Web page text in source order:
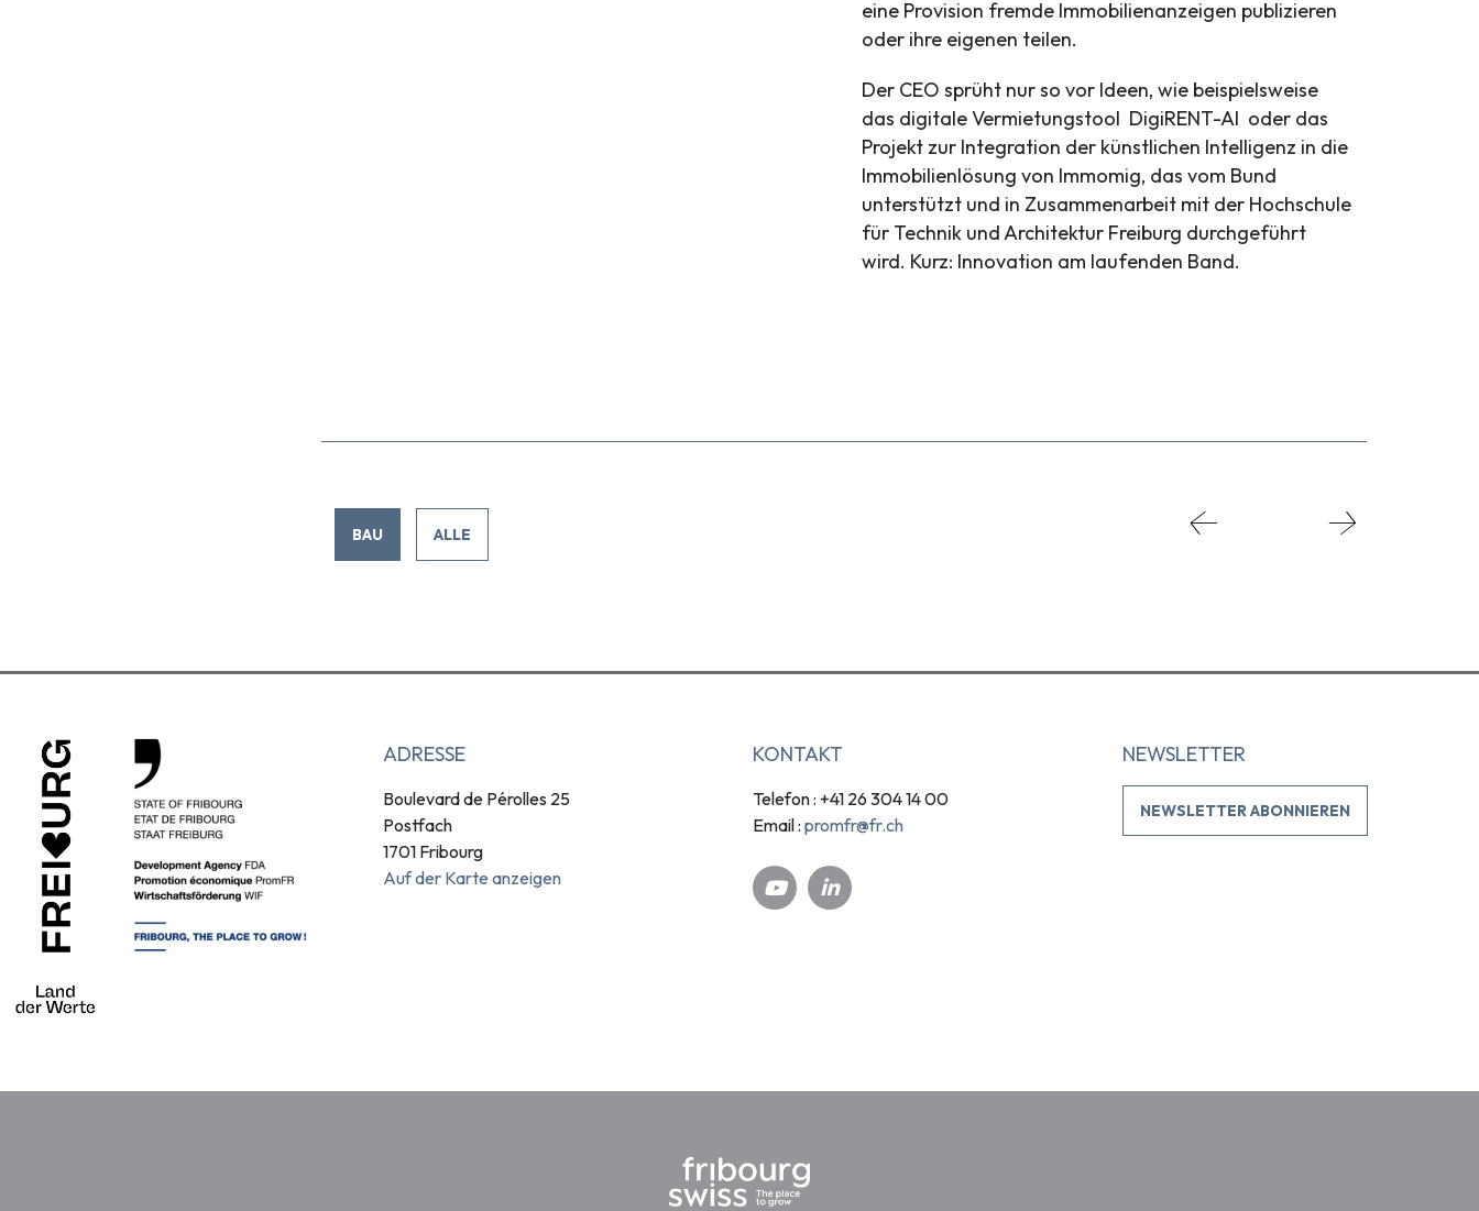
eine Provision fremde Immobilienanzeigen publizieren
oder ihre eigenen teilen.
Der CEO sprüht nur so vor Ideen, wie beispielsweise
das digitale Vermietungstool DigiRENT-AI oder das
Projekt zur Integration der künstlichen Intelligenz in die
Immobilienlösung von Immomig, das vom Bund
unterstützt und in Zusammenarbeit mit der Hochschule
für Technik und Architektur Freiburg durchgeführt
wird. Kurz: Innovation am laufenden Band.
BAU ALLE
ADRESSE
Boulevard de Pérolles 25
Postfach
1701 Fribourg
Auf der Karte anzeigen
KONTAKT
Telefon : +41 26 304 14 00
Email : promfr@fr.ch
NEWSLETTER
NEWSLETTER ABONNIEREN